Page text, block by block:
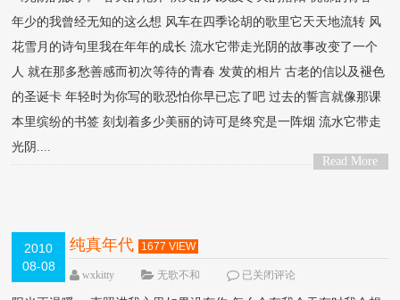
年少的我曾经无知的这么想 风车在四季论胡的歌里它天天地流转 风
花雪月的诗句里我在年年的成长 流水它带走光阴的故事改变了一个
人 就在那多愁善感而初次等待的青春 发黄的相片 古老的信以及褪色
的圣诞卡 年轻时为你写的歌恐怕你早已忘了吧 过去的誓言就像那课
本里缤纷的书签 刻划着多少美丽的诗可是终究是一阵烟 流水它带走
光阴....
Read More
2010
08-08
纯真年代 1677 VIEW
wxkitty 无歌不和 已关闭评论